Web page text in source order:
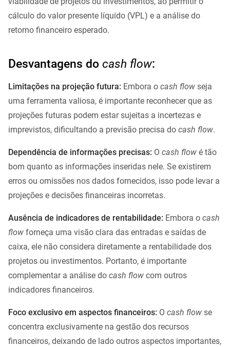
cálculo do valor presente líquido (VPL) e a análise do
retorno financeiro esperado.
Desvantagens do cash flow:
Limitações na projeção futura: Embora o cash flow seja
uma ferramenta valiosa, é importante reconhecer que as
projeções futuras podem estar sujeitas a incertezas e
imprevistos, dificultando a previsão precisa do cash flow.
Dependência de informações precisas: O cash flow é tão
bom quanto as informações inseridas nele. Se existirem
erros ou omissões nos dados fornecidos, isso pode levar a
projeções e decisões financeiras incorretas.
Ausência de indicadores de rentabilidade: Embora o cash
flow forneça uma visão clara das entradas e saídas de
caixa, ele não considera diretamente a rentabilidade dos
projetos ou investimentos. Portanto, é importante
complementar a análise do cash flow com outros
indicadores financeiros.
Foco exclusivo em aspectos financeiros: O cash flow se
concentra exclusivamente na gestão dos recursos
financeiros, deixando de lado outros aspectos importantes,